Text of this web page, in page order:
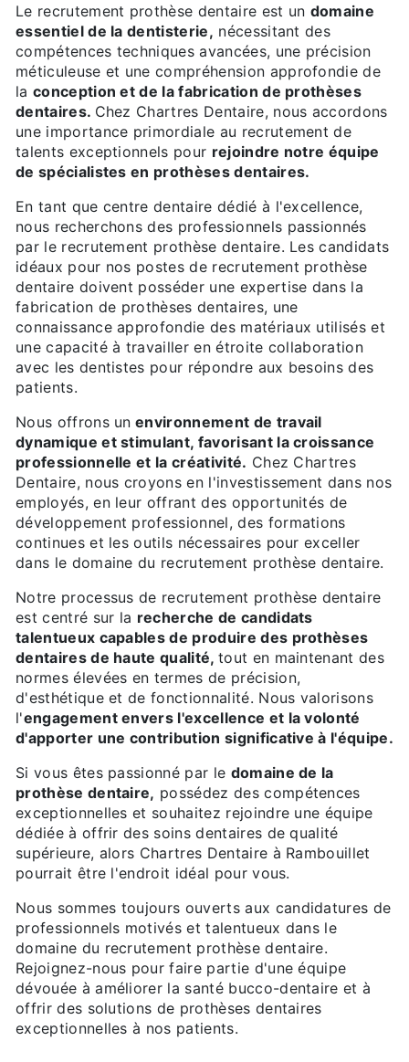
Le recrutement prothèse dentaire est un domaine
essentiel de la dentisterie, nécessitant des
compétences techniques avancées, une précision
méticuleuse et une compréhension approfondie de
la conception et de la fabrication de prothèses
dentaires. Chez Chartres Dentaire, nous accordons
une importance primordiale au recrutement de
talents exceptionnels pour rejoindre notre équipe
de spécialistes en prothèses dentaires.
En tant que centre dentaire dédié à l'excellence,
nous recherchons des professionnels passionnés
par le recrutement prothèse dentaire. Les candidats
idéaux pour nos postes de recrutement prothèse
dentaire doivent posséder une expertise dans la
fabrication de prothèses dentaires, une
connaissance approfondie des matériaux utilisés et
une capacité à travailler en étroite collaboration
avec les dentistes pour répondre aux besoins des
patients.
Nous offrons un environnement de travail
dynamique et stimulant, favorisant la croissance
professionnelle et la créativité. Chez Chartres
Dentaire, nous croyons en l'investissement dans nos
employés, en leur offrant des opportunités de
développement professionnel, des formations
continues et les outils nécessaires pour exceller
dans le domaine du recrutement prothèse dentaire.
Notre processus de recrutement prothèse dentaire
est centré sur la recherche de candidats
talentueux capables de produire des prothèses
dentaires de haute qualité, tout en maintenant des
normes élevées en termes de précision,
d'esthétique et de fonctionnalité. Nous valorisons
l'engagement envers l'excellence et la volonté
d'apporter une contribution significative à l'équipe.
Si vous êtes passionné par le domaine de la
prothèse dentaire, possédez des compétences
exceptionnelles et souhaitez rejoindre une équipe
dédiée à offrir des soins dentaires de qualité
supérieure, alors Chartres Dentaire à Rambouillet
pourrait être l'endroit idéal pour vous.
Nous sommes toujours ouverts aux candidatures de
professionnels motivés et talentueux dans le
domaine du recrutement prothèse dentaire.
Rejoignez-nous pour faire partie d'une équipe
dévouée à améliorer la santé bucco-dentaire et à
offrir des solutions de prothèses dentaires
exceptionnelles à nos patients.